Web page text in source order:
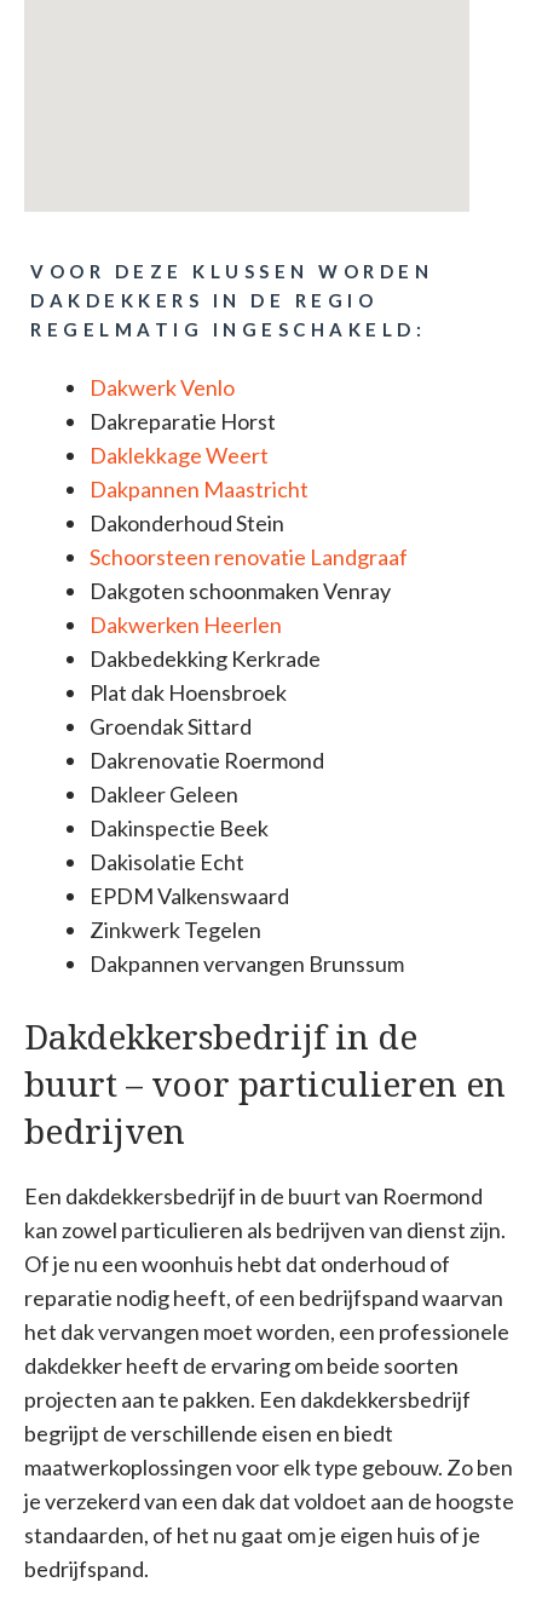
VOOR DEZE KLUSSEN WORDEN
DAKDEKKERS IN DE REGIO
REGELMATIG INGESCHAKELD:
Dakwerk Venlo
Dakreparatie Horst
Daklekkage Weert
Dakpannen Maastricht
Dakonderhoud Stein
Schoorsteen renovatie Landgraaf
Dakgoten schoonmaken Venray
Dakwerken Heerlen
Dakbedekking Kerkrade
Plat dak Hoensbroek
Groendak Sittard
Dakrenovatie Roermond
Dakleer Geleen
Dakinspectie Beek
Dakisolatie Echt
EPDM Valkenswaard
Zinkwerk Tegelen
Dakpannen vervangen Brunssum
Dakdekkersbedrijf in de
buurt – voor particulieren en
bedrijven
Een dakdekkersbedrijf in de buurt van Roermond
kan zowel particulieren als bedrijven van dienst zijn.
Of je nu een woonhuis hebt dat onderhoud of
reparatie nodig heeft, of een bedrijfspand waarvan
het dak vervangen moet worden, een professionele
dakdekker heeft de ervaring om beide soorten
projecten aan te pakken. Een dakdekkersbedrijf
begrijpt de verschillende eisen en biedt
maatwerkoplossingen voor elk type gebouw. Zo ben
je verzekerd van een dak dat voldoet aan de hoogste
standaarden, of het nu gaat om je eigen huis of je
bedrijfspand.